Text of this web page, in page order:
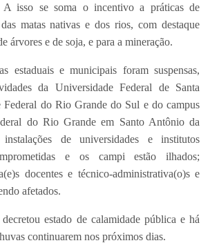
A isso se soma o incentivo a práticas de
matas nativas e dos rios, com destaque
árvores e de soja, e para a mineração.
estaduais e municipais foram suspensas,
da Universidade Federal de Santa
do Rio Grande do Sul e do campus
do Rio Grande em Santo Antônio da
de universidades e institutos
e os campi estão ilhados;
docentes e técnico-administrativa(o)s e
afetados.
estado de calamidade pública e há
continuarem nos próximos dias.